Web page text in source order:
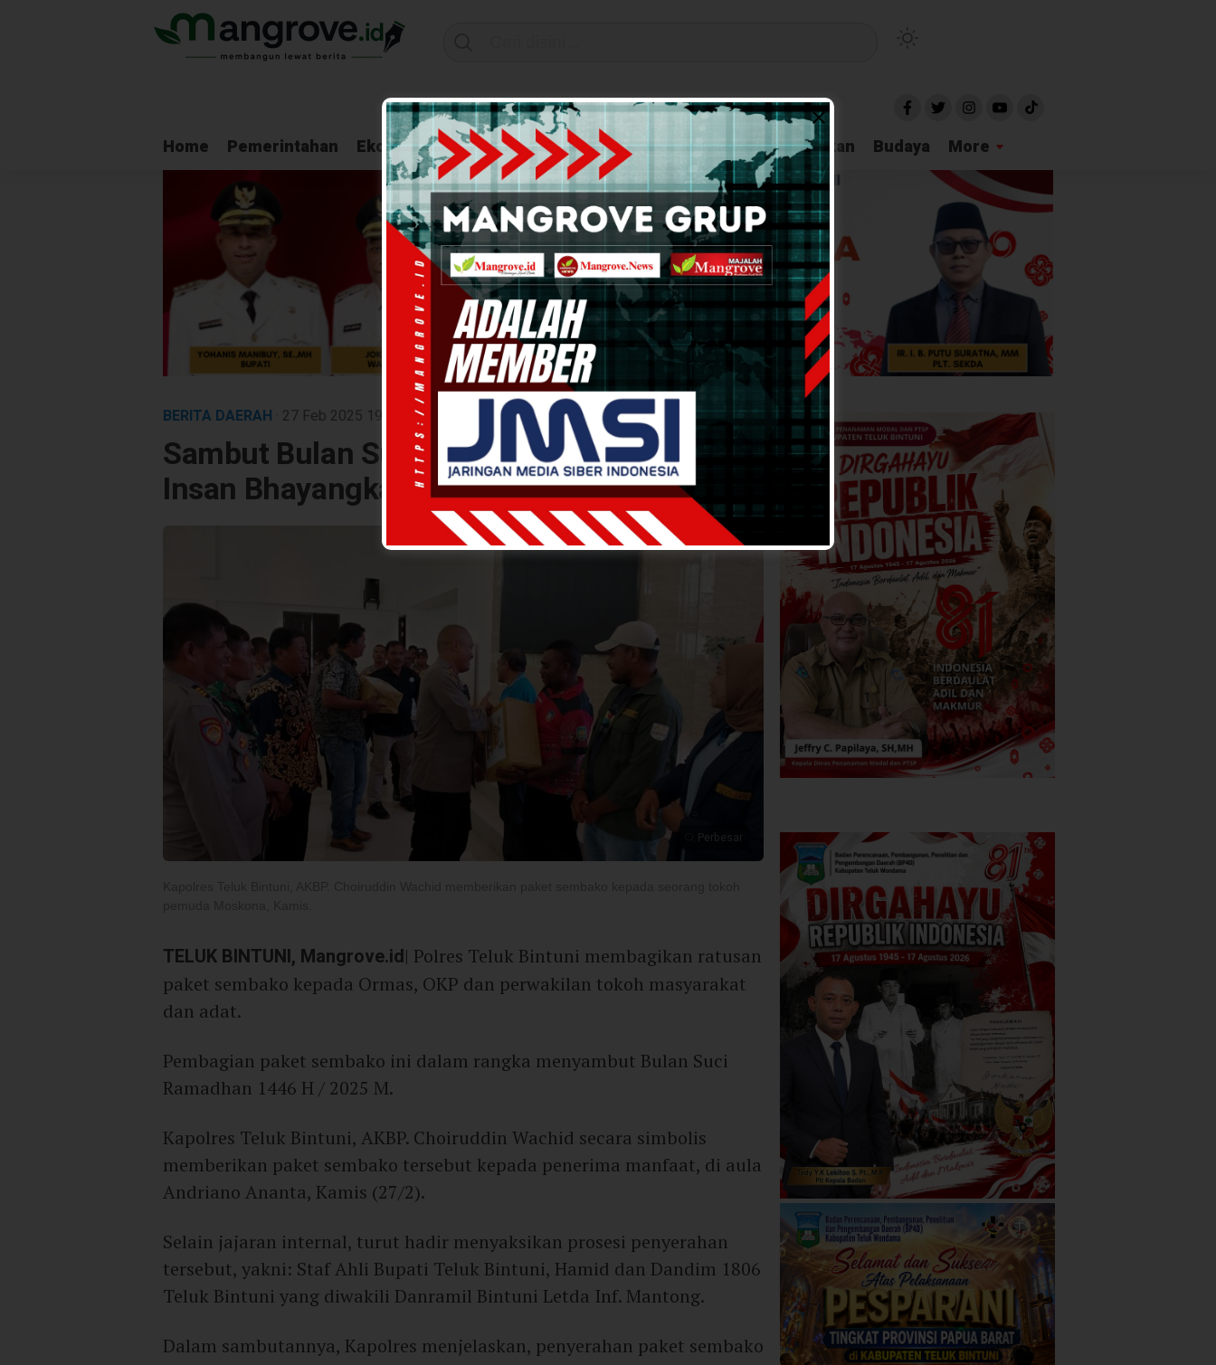
Home Pemerintahan Ekonomi & Bisnis Info Tanah Papua Kesehatan Pendidikan Budaya More
Support by
BERITA DAERAH · 27 Feb 2025 19:52 WIB kurang dari 1 menit
Sambut Bulan Suci Ramadhan 1446 H,
Insan Bhayangkara Bagi-bagi Berkah
Perbesar
TELUK BINTUNI, Mangrove.id| Polres Teluk Bintuni membagikan ratusan
paket sembako kepada Ormas, OKP dan perwakilan tokoh masyarakat
dan adat.
Pembagian paket sembako ini dalam rangka menyambut Bulan Suci
Ramadhan 1446 H / 2025 M.
Kapolres Teluk Bintuni, AKBP. Choiruddin Wachid secara simbolis
memberikan paket sembako tersebut kepada penerima manfaat, di aula
Andriano Ananta, Kamis (27/2).
Selain jajaran internal, turut hadir menyaksikan prosesi penyerahan
tersebut, yakni: Staf Ahli Bupati Teluk Bintuni, Hamid dan Dandim 1806
Teluk Bintuni yang diwakili Danramil Bintuni Letda Inf. Mantong.
Dalam sambutannya, Kapolres menjelaskan, penyerahan paket sembako